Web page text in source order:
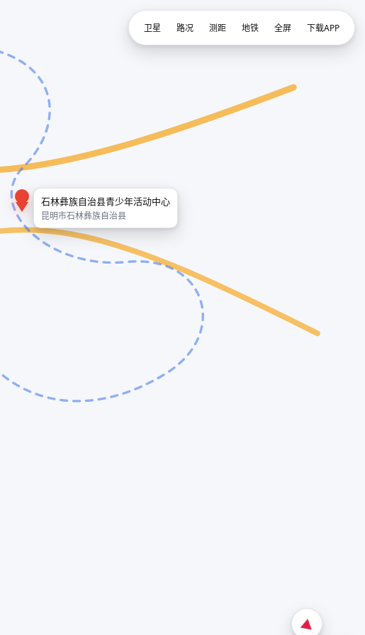
石林彝族自治县青少年活动中心
昆明市石林彝族自治县
卫星 路况 测距 地铁 全屏 下载APP